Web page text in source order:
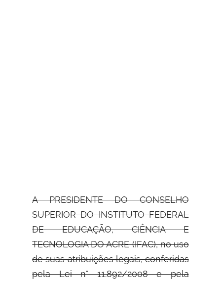
A PRESIDENTE DO CONSELHO
SUPERIOR DO INSTITUTO FEDERAL
DE EDUCAÇÃO,CIÊNCIA E
TECNOLOGIA DO ACRE (IFAC), no uso
de suas atribuições legais, conferidas
pela Lei n° 11.892/2008 e pela